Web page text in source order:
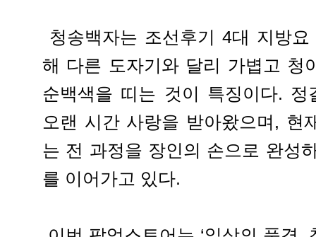
청송백자는 조선후기 4대 지방
해 다른 도자기와 달리 가볍고 청
순백색을 띠는 것이 특징이다. 정
오랜 시간 사랑을 받아왔으며, 현
는 전 과정을 장인의 손으로 완성
를 이어가고 있다.